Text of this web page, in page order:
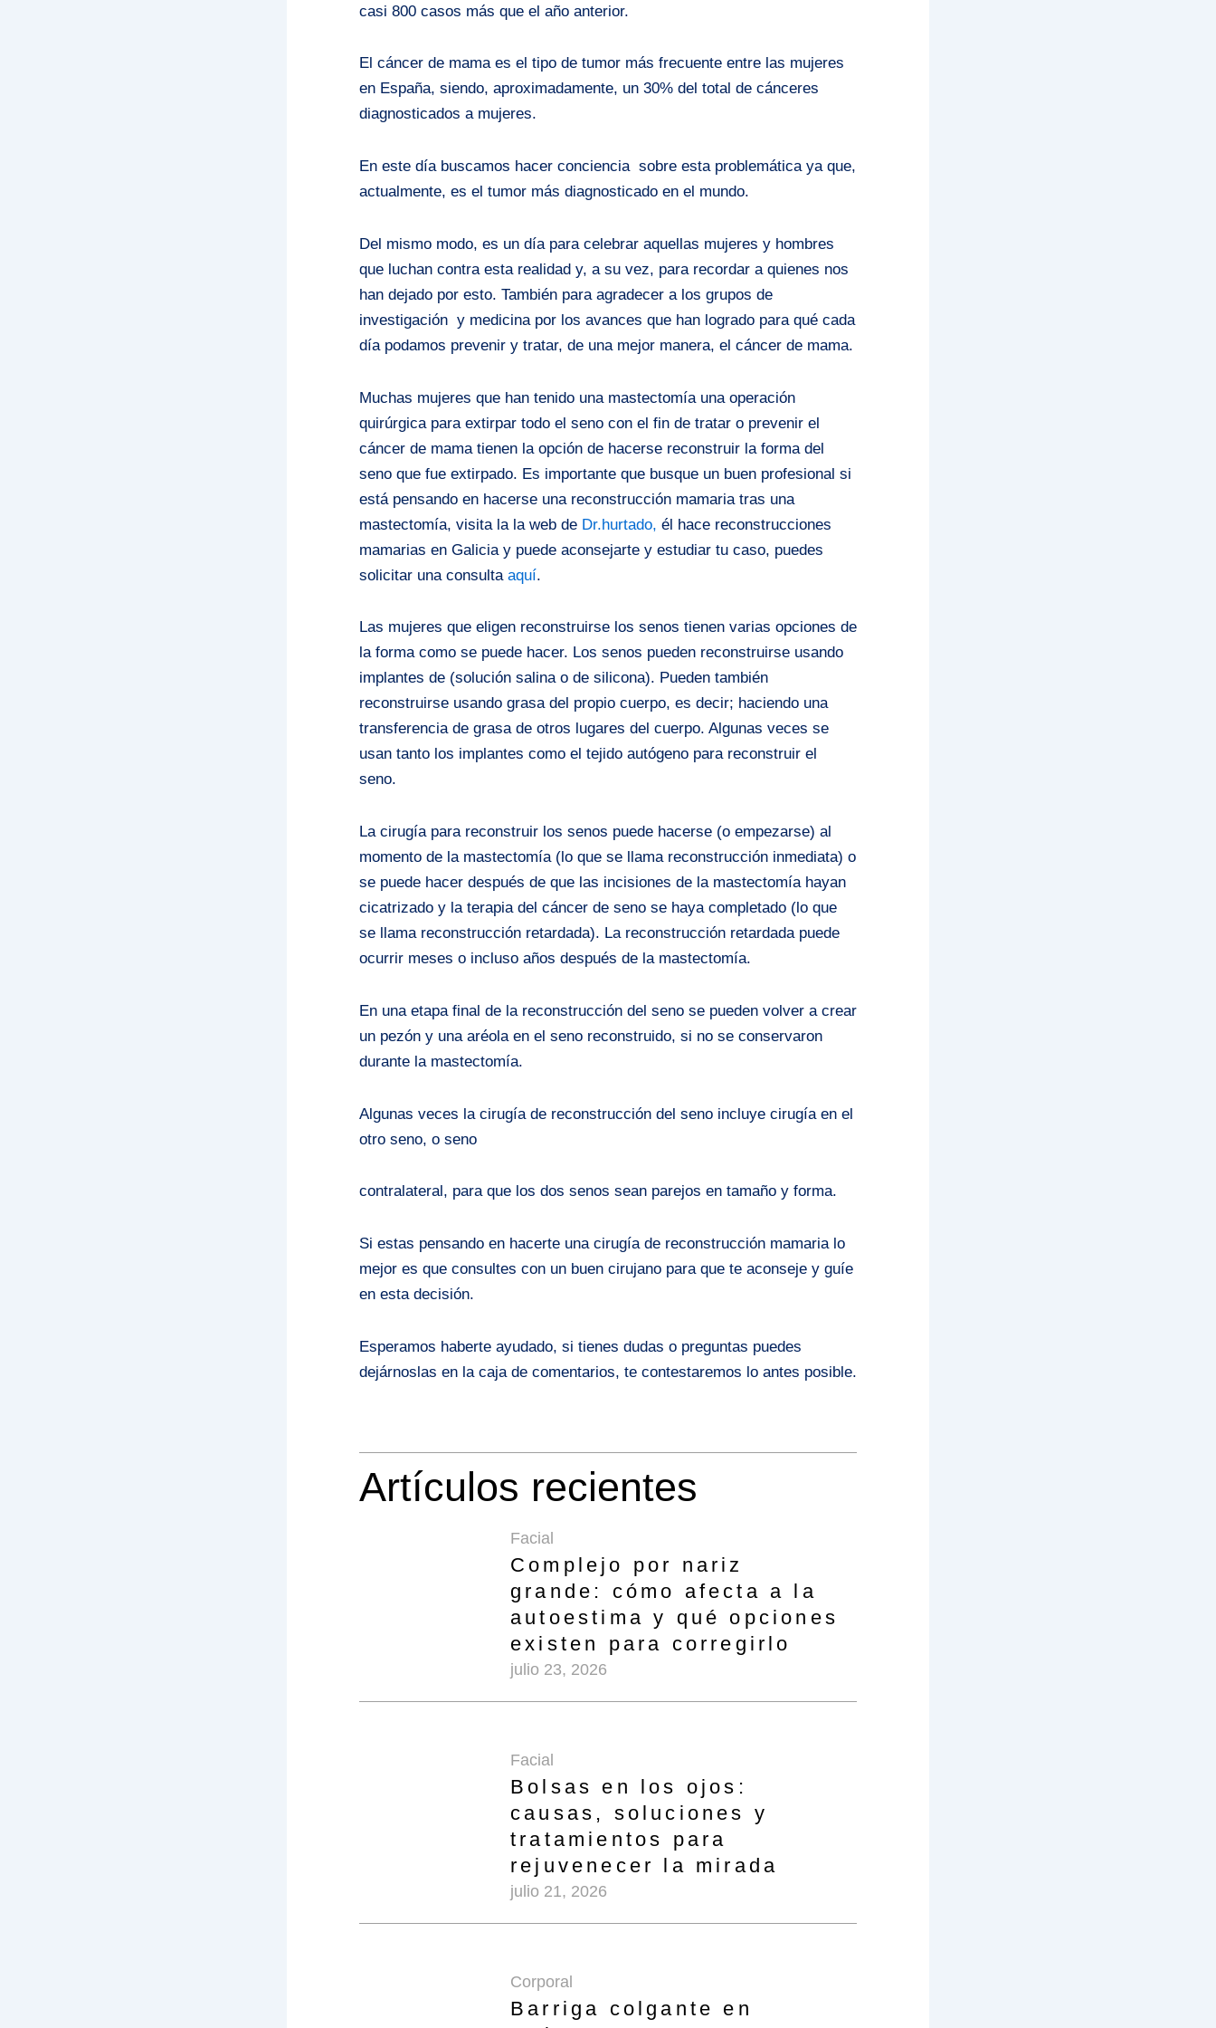
casi 800 casos más que el año anterior.
El cáncer de mama es el tipo de tumor más frecuente entre las mujeres
en España, siendo, aproximadamente, un 30% del total de cánceres
diagnosticados a mujeres.
En este día buscamos hacer conciencia sobre esta problemática ya que,
actualmente, es el tumor más diagnosticado en el mundo.
Del mismo modo, es un día para celebrar aquellas mujeres y hombres
que luchan contra esta realidad y, a su vez, para recordar a quienes nos
han dejado por esto. También para agradecer a los grupos de
investigación y medicina por los avances que han logrado para qué cada
día podamos prevenir y tratar, de una mejor manera, el cáncer de mama.
Muchas mujeres que han tenido una mastectomía una operación
quirúrgica para extirpar todo el seno con el fin de tratar o prevenir el
cáncer de mama tienen la opción de hacerse reconstruir la forma del
seno que fue extirpado. Es importante que busque un buen profesional si
está pensando en hacerse una reconstrucción mamaria tras una
mastectomía, visita la la web de Dr.hurtado, él hace reconstrucciones
mamarias en Galicia y puede aconsejarte y estudiar tu caso, puedes
solicitar una consulta aquí.
Las mujeres que eligen reconstruirse los senos tienen varias opciones de
la forma como se puede hacer. Los senos pueden reconstruirse usando
implantes de (solución salina o de silicona). Pueden también
reconstruirse usando grasa del propio cuerpo, es decir; haciendo una
transferencia de grasa de otros lugares del cuerpo. Algunas veces se
usan tanto los implantes como el tejido autógeno para reconstruir el
seno.
La cirugía para reconstruir los senos puede hacerse (o empezarse) al
momento de la mastectomía (lo que se llama reconstrucción inmediata) o
se puede hacer después de que las incisiones de la mastectomía hayan
cicatrizado y la terapia del cáncer de seno se haya completado (lo que
se llama reconstrucción retardada). La reconstrucción retardada puede
ocurrir meses o incluso años después de la mastectomía.
En una etapa final de la reconstrucción del seno se pueden volver a crear
un pezón y una aréola en el seno reconstruido, si no se conservaron
durante la mastectomía.
Algunas veces la cirugía de reconstrucción del seno incluye cirugía en el
otro seno, o seno
contralateral, para que los dos senos sean parejos en tamaño y forma.
Si estas pensando en hacerte una cirugía de reconstrucción mamaria lo
mejor es que consultes con un buen cirujano para que te aconseje y guíe
en esta decisión.
Esperamos haberte ayudado, si tienes dudas o preguntas puedes
dejárnoslas en la caja de comentarios, te contestaremos lo antes posible.
Artículos recientes
Facial
Complejo por nariz
grande: cómo afecta a la
autoestima y qué opciones
existen para corregirlo
julio 23, 2026
Facial
Bolsas en los ojos:
causas, soluciones y
tratamientos para
rejuvenecer la mirada
julio 21, 2026
Corporal
Barriga colgante en